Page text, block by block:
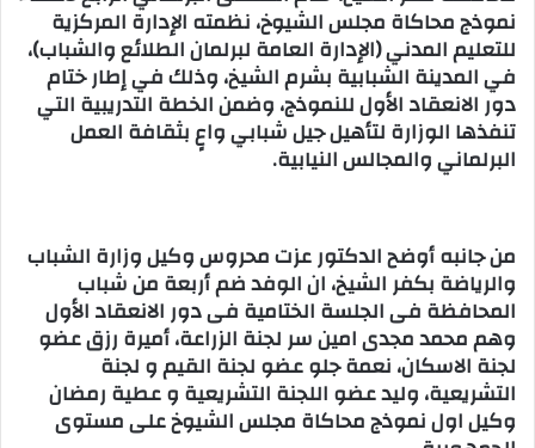
نموذج محاكاة مجلس الشيوخ، نظمته الإدارة المركزية
للتعليم المدني (الإدارة العامة لبرلمان الطلائع والشباب)،
في المدينة الشبابية بشرم الشيخ، وذلك في إطار ختام
دور الانعقاد الأول للنموذج، وضمن الخطة التدريبية التي
تنفذها الوزارة لتأهيل جيل شبابي واعٍ بثقافة العمل
البرلماني والمجالس النيابية.
من جانبه أوضح الدكتور عزت محروس وكيل وزارة الشباب
والرياضة بكفر الشيخ، ان الوفد ضم أربعة من شباب
المحافظة فى الجلسة الختامية فى دور الانعقاد الأول
وهم محمد مجدى امين سر لجنة الزراعة، أميرة رزق عضو
لجنة الاسكان، نعمة جلو عضو لجنة القيم و لجنة
التشريعية، وليد عضو اللجنة التشريعية و عطية رمضان
وكيل اول نموذج محاكاة مجلس الشيوخ على مستوى